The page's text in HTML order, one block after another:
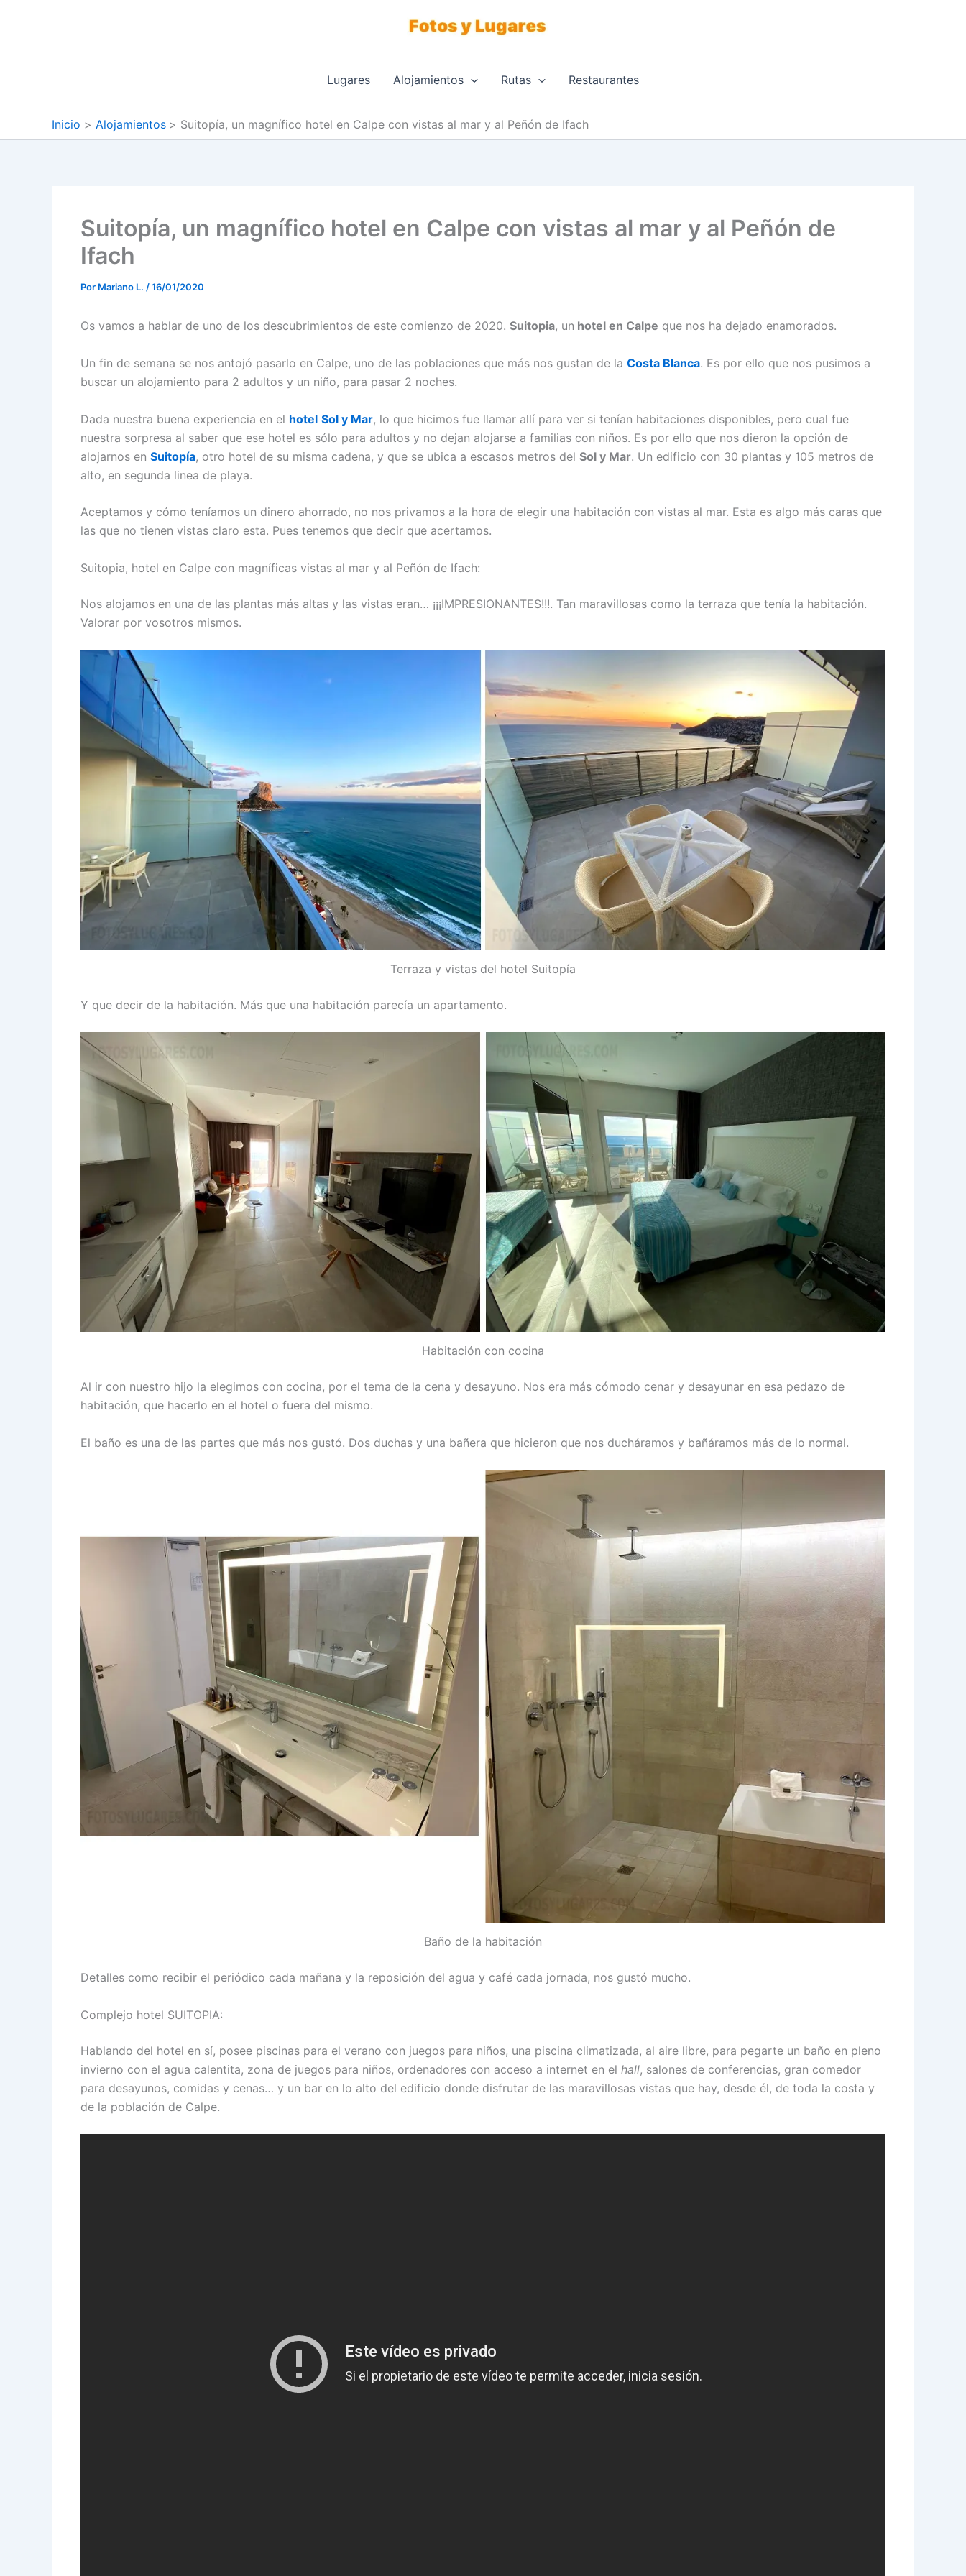
Lugares Alojamientos Rutas Restaurantes
Inicio Alojamientos Suitopía, un magnífico hotel en Calpe con vistas al mar y al Peñón de Ifach
Suitopía, un magnífico hotel en Calpe con vistas al mar y al Peñón de
Ifach
Por Mariano L. /16/01/2020
Os vamos a hablar de uno de los descubrimientos de este comienzo de 2020. Suitopia, un hotel en Calpe que nos ha dejado enamorados.
Un fin de semana se nos antojó pasarlo en Calpe, uno de las poblaciones que más nos gustan de la Costa Blanca. Es por ello que nos pusimos a
buscar un alojamiento para 2 adultos y un niño, para pasar 2 noches.
Dada nuestra buena experiencia en el hotel Sol y Mar, lo que hicimos fue llamar allí para ver si tenían habitaciones disponibles, pero cual fue
nuestra sorpresa al saber que ese hotel es sólo para adultos y no dejan alojarse a familias con niños. Es por ello que nos dieron la opción de
alojarnos en Suitopía, otro hotel de su misma cadena, y que se ubica a escasos metros del Sol y Mar. Un edificio con 30 plantas y 105 metros de
alto, en segunda linea de playa.
Aceptamos y cómo teníamos un dinero ahorrado, no nos privamos a la hora de elegir una habitación con vistas al mar. Esta es algo más caras que
las que no tienen vistas claro esta. Pues tenemos que decir que acertamos.
Suitopia, hotel en Calpe con magníficas vistas al mar y al Peñón de Ifach:
Nos alojamos en una de las plantas más altas y las vistas eran… ¡¡¡IMPRESIONANTES!!!. Tan maravillosas como la terraza que tenía la habitación.
Valorar por vosotros mismos.
Terraza y vistas del hotel Suitopía
Y que decir de la habitación. Más que una habitación parecía un apartamento.
Habitación con cocina
Al ir con nuestro hijo la elegimos con cocina, por el tema de la cena y desayuno. Nos era más cómodo cenar y desayunar en esa pedazo de
habitación, que hacerlo en el hotel o fuera del mismo.
El baño es una de las partes que más nos gustó. Dos duchas y una bañera que hicieron que nos ducháramos y bañáramos más de lo normal.
Baño de la habitación
Detalles como recibir el periódico cada mañana y la reposición del agua y café cada jornada, nos gustó mucho.
Complejo hotel SUITOPIA:
Hablando del hotel en sí, posee piscinas para el verano con juegos para niños, una piscina climatizada, al aire libre, para pegarte un baño en pleno
invierno con el agua calentita, zona de juegos para niños, ordenadores con acceso a internet en el hall, salones de conferencias, gran comedor
para desayunos, comidas y cenas… y un bar en lo alto del edificio donde disfrutar de las maravillosas vistas que hay, desde él, de toda la costa y
de la población de Calpe.